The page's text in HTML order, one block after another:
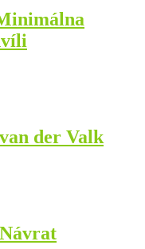
der Valk